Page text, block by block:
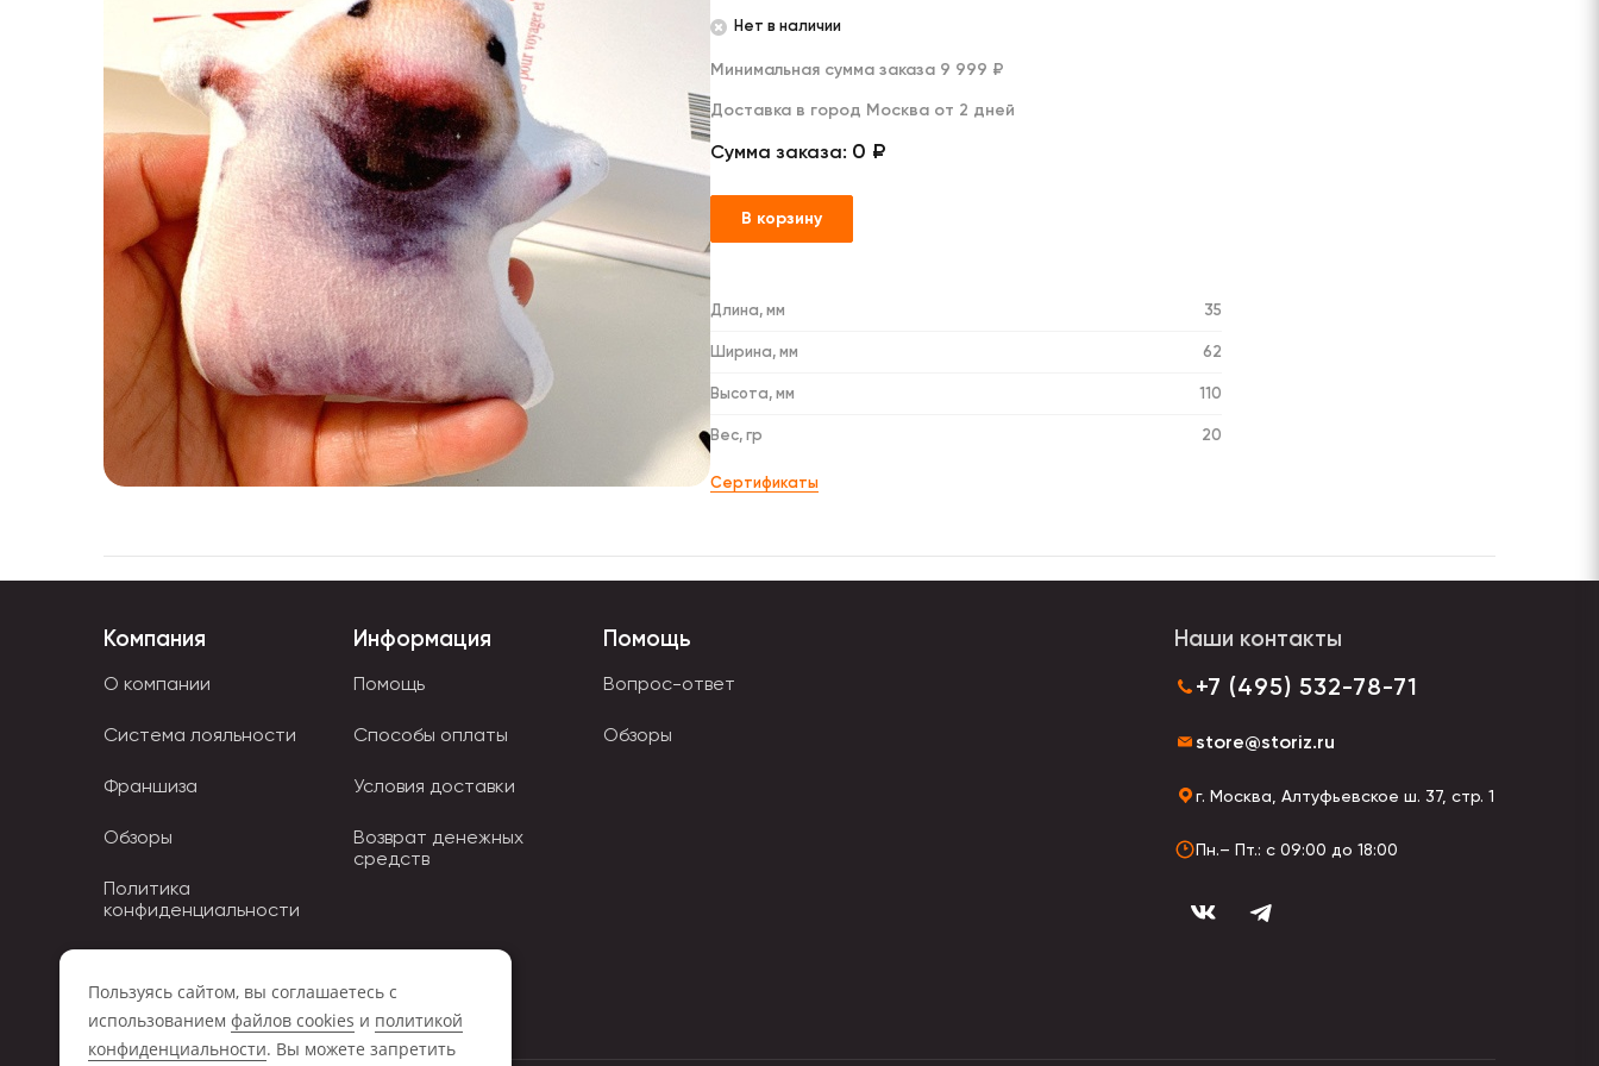
Нет в наличии
Минимальная сумма заказа 9 999 ₽
Доставка в город Москва от 2 дней
Сумма заказа: 0 ₽
В корзину
Длина, мм 35
Ширина, мм 62
Высота, мм 110
Вес, гр 20
Сертификаты
Компания
О компании
Система лояльности
Франшиза
Обзоры
Политика
конфиденциальности
Информация
Помощь
Способы оплаты
Условия доставки
Возврат денежных
средств
Помощь
Вопрос-ответ
Обзоры
Наши контакты
+7 (495) 532-78-71
store@storiz.ru
г. Москва, Алтуфьевское ш. 37, стр. 1
Пн.– Пт.: с 09:00 до 18:00
Пользуясь сайтом, вы соглашаетесь с
использованием файлов cookies и политикой
конфиденциальности. Вы можете запретить